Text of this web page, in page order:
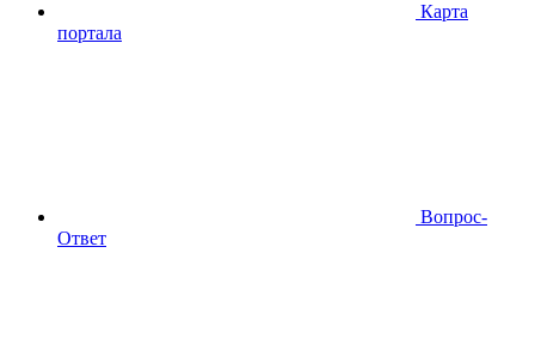
Карта
портала
Вопрос-
Ответ